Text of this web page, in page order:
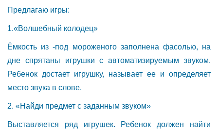
Предлагаю игры:
1.«Волшебный колодец»
Ёмкость из -под мороженого заполнена фасолью, на
дне спрятаны игрушки с автоматизируемым звуком.
Ребенок достает игрушку, называет ее и определяет
место звука в слове.
2. «Найди предмет с заданным звуком»
Выставляется ряд игрушек. Ребенок должен найти